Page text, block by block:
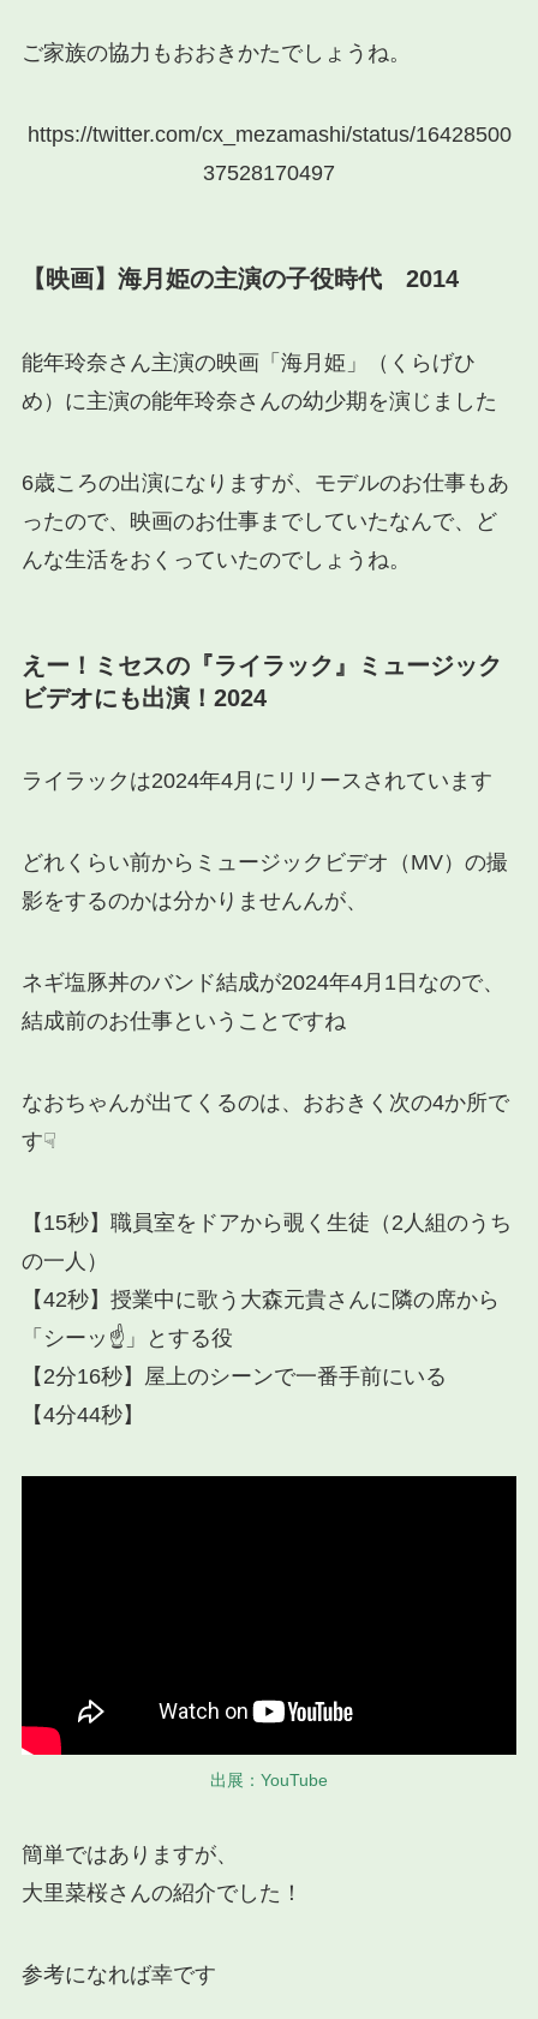
ご家族の協力もおおきかたでしょうね。
https://twitter.com/cx_mezamashi/status/16428500
37528170497
【映画】海月姫の主演の子役時代 2014
能年玲奈さん主演の映画「海月姫」（くらげひ
め）に主演の能年玲奈さんの幼少期を演じました
6歳ころの出演になりますが、モデルのお仕事もあ
ったので、映画のお仕事までしていたなんで、ど
んな生活をおくっていたのでしょうね。
えー！ミセスの『ライラック』ミュージック
ビデオにも出演！2024
ライラックは2024年4月にリリースされています
どれくらい前からミュージックビデオ（MV）の撮
影をするのかは分かりませんんが、
ネギ塩豚丼のバンド結成が2024年4月1日なので、
結成前のお仕事ということですね
なおちゃんが出てくるのは、おおきく次の4か所で
す☟
【15秒】職員室をドアから覗く生徒（2人組のうち
の一人）
【42秒】授業中に歌う大森元貴さんに隣の席から
「シーッ☝」とする役
【2分16秒】屋上のシーンで一番手前にいる
【4分44秒】
出展：YouTube
簡単ではありますが、
大里菜桜さんの紹介でした！
参考になれば幸です